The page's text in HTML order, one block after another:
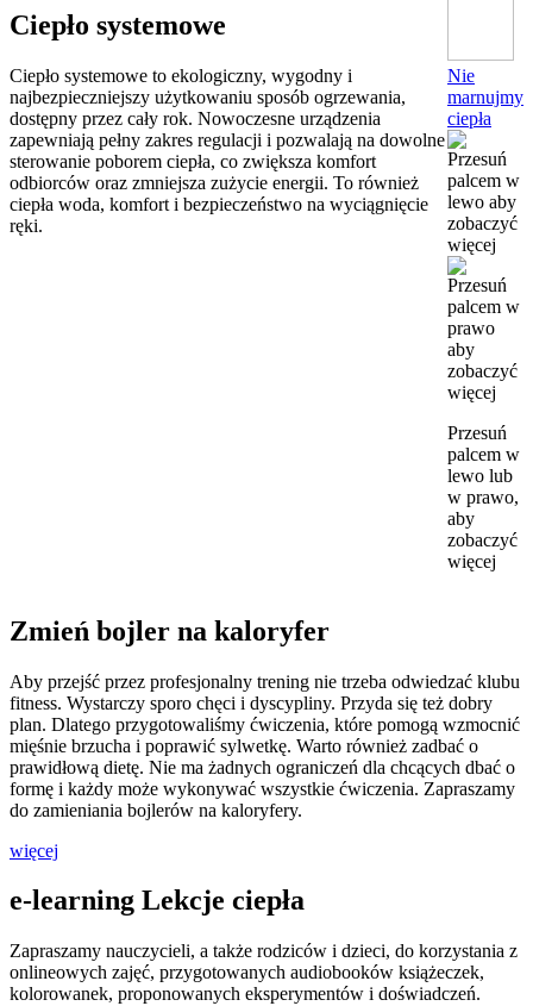
Ciepło systemowe
Ciepło systemowe to ekologiczny, wygodny i
najbezpieczniejszy użytkowaniu sposób ogrzewania,
dostępny przez cały rok. Nowoczesne urządzenia
zapewniają pełny zakres regulacji i pozwalają na dowolne
sterowanie poborem ciepła, co zwiększa komfort
odbiorców oraz zmniejsza zużycie energii. To również
ciepła woda, komfort i bezpieczeństwo na wyciągnięcie
ręki.
Nie
marnujmy
ciepła
Przesuń
palcem w
lewo lub
w prawo,
aby
zobaczyć
więcej
Zmień bojler na kaloryfer
Aby przejść przez profesjonalny trening nie trzeba odwiedzać klubu
fitness. Wystarczy sporo chęci i dyscypliny. Przyda się też dobry
plan. Dlatego przygotowaliśmy ćwiczenia, które pomogą wzmocnić
mięśnie brzucha i poprawić sylwetkę. Warto również zadbać o
prawidłową dietę. Nie ma żadnych ograniczeń dla chcących dbać o
formę i każdy może wykonywać wszystkie ćwiczenia. Zapraszamy
do zamieniania bojlerów na kaloryfery.
więcej
e-learning Lekcje ciepła
Zapraszamy nauczycieli, a także rodziców i dzieci, do korzystania z
onlineowych zajęć, przygotowanych audiobooków książeczek,
kolorowanek, proponowanych eksperymentów i doświadczeń.